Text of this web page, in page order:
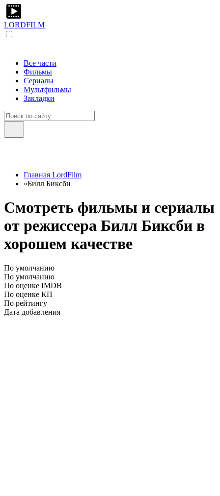
LORDFILM
Все части
Фильмы
Сериалы
Мультфильмы
Закладки
Главная LordFilm
»Билл Биксби
Смотреть фильмы и сериалы
от режиссера Билл Биксби в
хорошем качестве
По умолчанию
По умолчанию
По оценке IMDB
По оценке КП
По рейтингу
Дата добавления